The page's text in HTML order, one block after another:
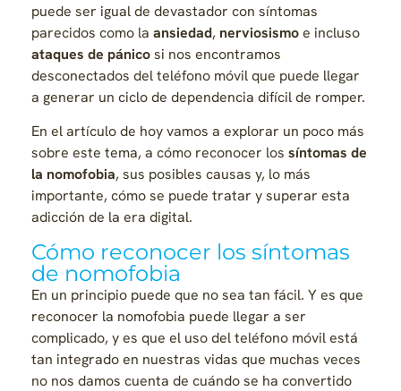
puede ser igual de devastador con síntomas
parecidos como la ansiedad, nerviosismoe incluso
ataques de pánicosi nos encontramos
desconectados del teléfono móvil que puede llegar
a generar un ciclo de dependencia difícil de romper.
En el artículo de hoy vamos a explorar un poco más
sobre este tema, a cómo reconocer los síntomas de
la nomofobia, sus posibles causas y, lo más
importante, cómo se puede tratar y superar esta
adicción de la era digital.
Cómo reconocer los síntomas
de nomofobia
En un principio puede que no sea tan fácil. Y es que
reconocer la nomofobia puede llegar a ser
complicado, y es que el uso del teléfono móvil está
tan integrado en nuestras vidas que muchas veces
no nos damos cuenta de cuándo se ha convertido